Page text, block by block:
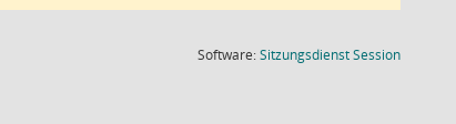
Software:SitzungsdienstSession(Wird in